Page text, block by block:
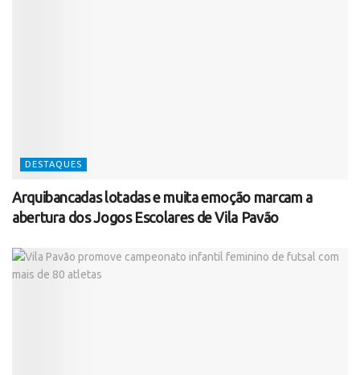
DESTAQUES
Arquibancadas lotadas e muita emoção marcam a
abertura dos Jogos Escolares de Vila Pavão